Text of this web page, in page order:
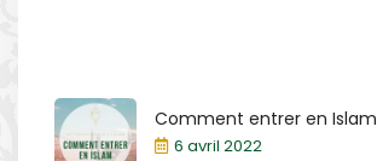
Comment entrer en Islam
6 avril 2022